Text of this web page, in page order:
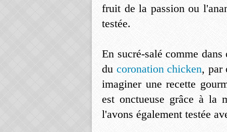
fruit de la passion ou
testée.
En sucré-salé comme dans
du coronation chicken, par
imaginer une recette
est onctueuse grâce à la
l'avons également testée